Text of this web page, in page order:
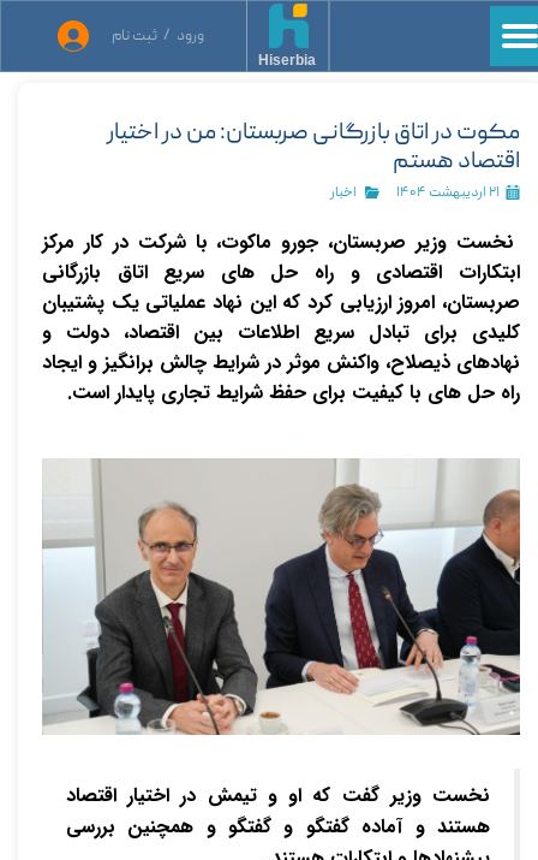
ورود / ثبت نام
حساب کاربری من
سفارشات
Hiserbia
مکوت در اتاق بازرگانی صربستان: من در اختیار
اقتصاد هستم
۲۱ اردیبهشت ۱۴۰۴ اخبار
نخست وزیر صربستان، جورو ماکوت، با شرکت در کار مرکز
ابتکارات اقتصادی و راه حل های سریع اتاق بازرگانی
صربستان، امروز ارزیابی کرد که این نهاد عملیاتی یک پشتیبان
کلیدی برای تبادل سریع اطلاعات بین اقتصاد، دولت و
نهادهای ذیصلاح، واکنش موثر در شرایط چالش برانگیز و ایجاد
راه حل های با کیفیت برای حفظ شرایط تجاری پایدار است.
نخست وزیر گفت که او و تیمش در اختیار اقتصاد
هستند و آماده گفتگو و گفتگو و همچنین بررسی